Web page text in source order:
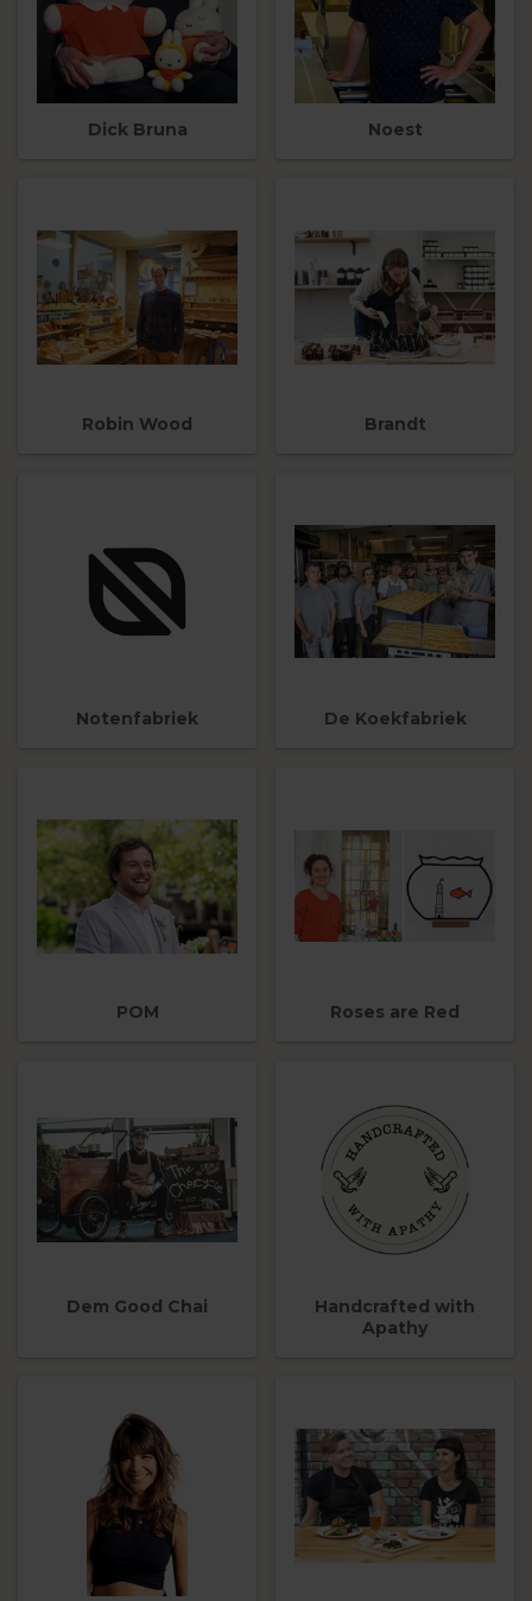
Dick Bruna Noest
Robin Wood Brandt
Notenfabriek De Koekfabriek
POM Roses are Red
Dem Good Chai
Handcrafted with
Apathy